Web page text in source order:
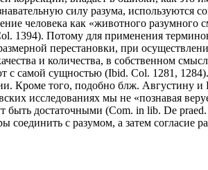
силу разума, используются
человека как «животного разумного
1394). Потому для применения
перестановки, при
и количества, в собственном
с самой сущностью (Ibid. Col. 1281,
Кроме того, подобно блж. Августину
исследованиях мы не «познавая
достаточными (Com. in lib. De
с разумом, а затем согласие